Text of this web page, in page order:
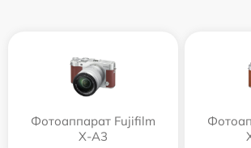
Фотоаппарат Fujifilm
X-A3